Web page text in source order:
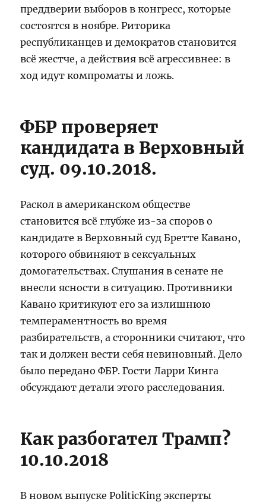
преддверии выборов в конгресс, которые
состоятся в ноябре. Риторика
республиканцев и демократов становится
всё жестче, а действия всё агрессивнее: в
ход идут компроматы и ложь.
ФБР проверяет
кандидата в Верховный
суд. 09.10.2018.
Раскол в американском обществе
становится всё глубже из-за споров о
кандидате в Верховный суд Бретте Кавано,
которого обвиняют в сексуальных
домогательствах. Слушания в сенате не
внесли ясности в ситуацию. Противники
Кавано критикуют его за излишнюю
темпераментность во время
разбирательств, а сторонники считают, что
так и должен вести себя невиновный. Дело
было передано ФБР. Гости Ларри Кинга
обсуждают детали этого расследования.
Как разбогател Трамп?
10.10.2018
В новом выпуске PoliticKing эксперты